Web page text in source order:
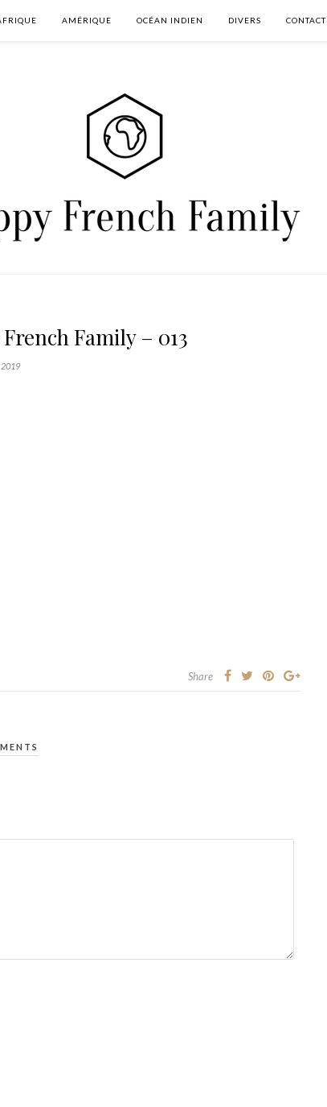
AMÉRIQUE OCÉAN INDIEN DIVERS CONTACT
Family – 013
Share